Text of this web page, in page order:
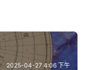
2025-04-27 4:06 下午